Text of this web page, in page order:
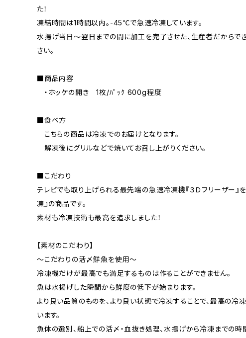
た！
凍結時間は1時間以内。-45℃で急速冷凍しています。
水揚げ当日～翌日までの間に加工を完了させた、生産者だからで
さい。
■商品内容
・ホッケの開き 1枚/ﾊﾟｯｸ 600g程度
■食べ方
こちらの商品は冷凍でのお届けとなります。
解凍後にグリルなどで焼いてお召し上がりください。
■こだわり
テレビでも取り上げられる最先端の急速冷凍機『３Ｄフリーザー』
凍』の商品です。
素材も冷凍技術も最高を追求しました！
【素材のこだわり】
～こだわりの活〆鮮魚を使用～
冷凍機だけが最高でも満足するものは作ることができません。
魚は水揚げした瞬間から鮮度の低下が始まります。
より良い品質のものを、より良い状態で冷凍することで、最高の冷
います。
魚体の選別、船上での活〆・血抜き処理、水揚げから冷凍までの